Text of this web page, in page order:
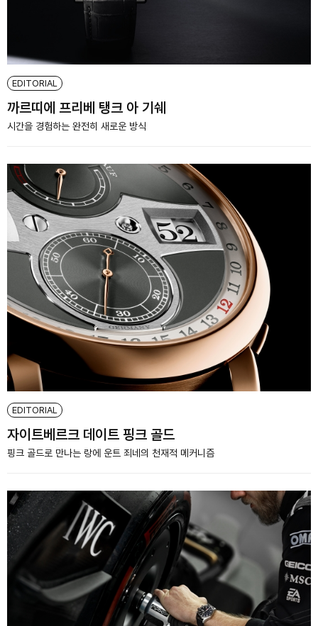
EDITORIAL
까르띠에 프리베 탱크 아 기쉐
시간을 경험하는 완전히 새로운 방식
EDITORIAL
자이트베르크 데이트 핑크 골드
핑크 골드로 만나는 랑에 운트 죄네의 천재적 메커니즘